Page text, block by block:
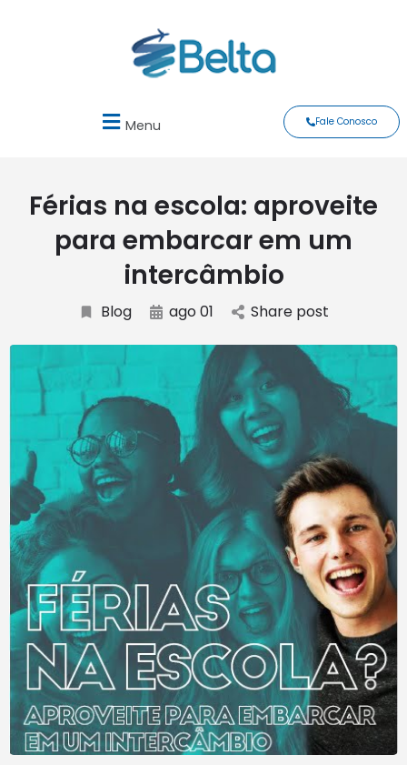
Menu Fale Conosco
Férias na escola: aproveite
para embarcar em um
intercâmbio
Blog ago 01 Share post